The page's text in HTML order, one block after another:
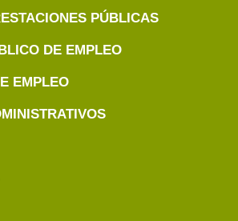
PÚBLICAS
DE EMPLEO
EMPLEO